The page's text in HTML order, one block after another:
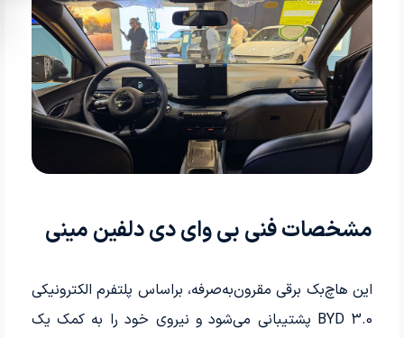
مشخصات فنی بی وای دی دلفین مینی
این هاچ‌بک برقی مقرون‌به‌صرفه، براساس پلتفرم الکترونیکی
BYD 3.0 پشتیبانی می‌شود و نیروی خود را به کمک یک